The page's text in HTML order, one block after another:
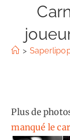
>
Plus de
manqué le